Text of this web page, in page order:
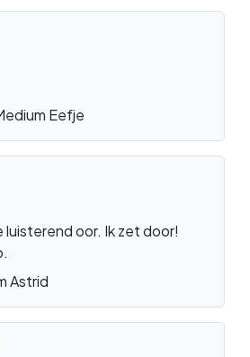
Eefje
luisterend oor. Ik zet door!
Astrid